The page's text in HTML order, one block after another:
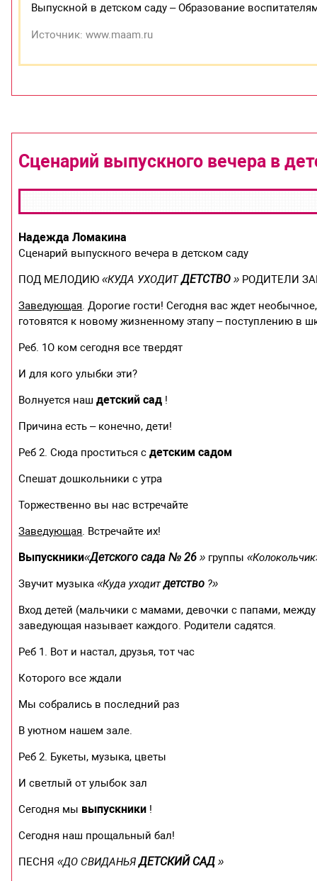
Выпускной в детском саду – Образование
Источник: www.maam.ru
Сценарий выпускного вечера в
Надежда Ломакина
Сценарий выпускного вечера в детском саду
ПОД МЕЛОДИЮ«КУДА УХОДИТДЕТСТВО » РОДИТЕЛИ
Заведующая. Дорогие гости! Сегодня вас ждет
готовятся к новому жизненному этапу – поступлению в
Реб. 1О ком сегодня все твердят
И для кого улыбки эти?
Волнуется нашдетский сад !
Причина есть – конечно, дети!
Реб 2. Сюда проститься сдетским садом
Спешат дошкольники с утра
Торжественно вы нас встречайте
Заведующая. Встречайте их!
Выпускники«Детского сада № 26 » группы
Звучит музыка«Куда уходитдетство ?»
Вход детей (мальчики с мамами, девочки с папами,
заведующая называет каждого. Родители садятся.
Реб 1. Вот и настал, друзья, тот час
Которого все ждали
Мы собрались в последний раз
В уютном нашем зале.
Реб 2. Букеты, музыка, цветы
И светлый от улыбок зал
Сегодня мы выпускники !
Сегодня наш прощальный бал!
ПЕСНЯ«ДО СВИДАНЬЯДЕТСКИЙ САД »